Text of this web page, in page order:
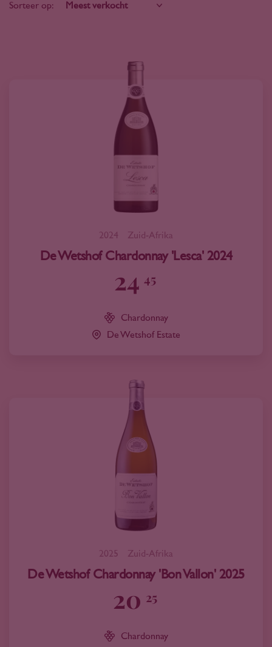
Sorteer op:
2024 Zuid-Afrika
De Wetshof Chardonnay 'Lesca' 2024
24 45
Chardonnay
De Wetshof Estate
2025 Zuid-Afrika
De Wetshof Chardonnay 'Bon Vallon' 2025
20 25
Chardonnay